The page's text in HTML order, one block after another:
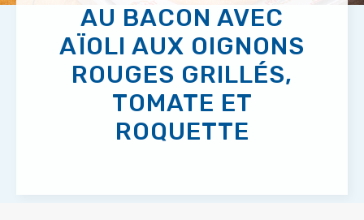
AU BACON AVEC
AÏOLI AUX OIGNONS
ROUGES GRILLÉS,
TOMATE ET
ROQUETTE